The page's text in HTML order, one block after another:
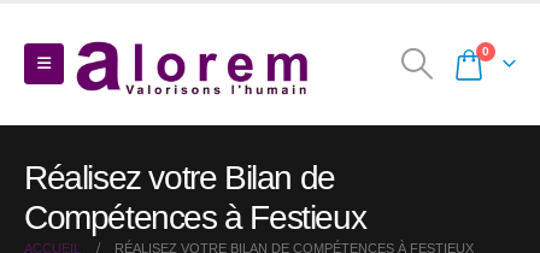
0
Réalisez votre Bilan de
Compétences à Festieux
ACCUEIL RÉALISEZ VOTRE BILAN DE COMPÉTENCES À FESTIEUX